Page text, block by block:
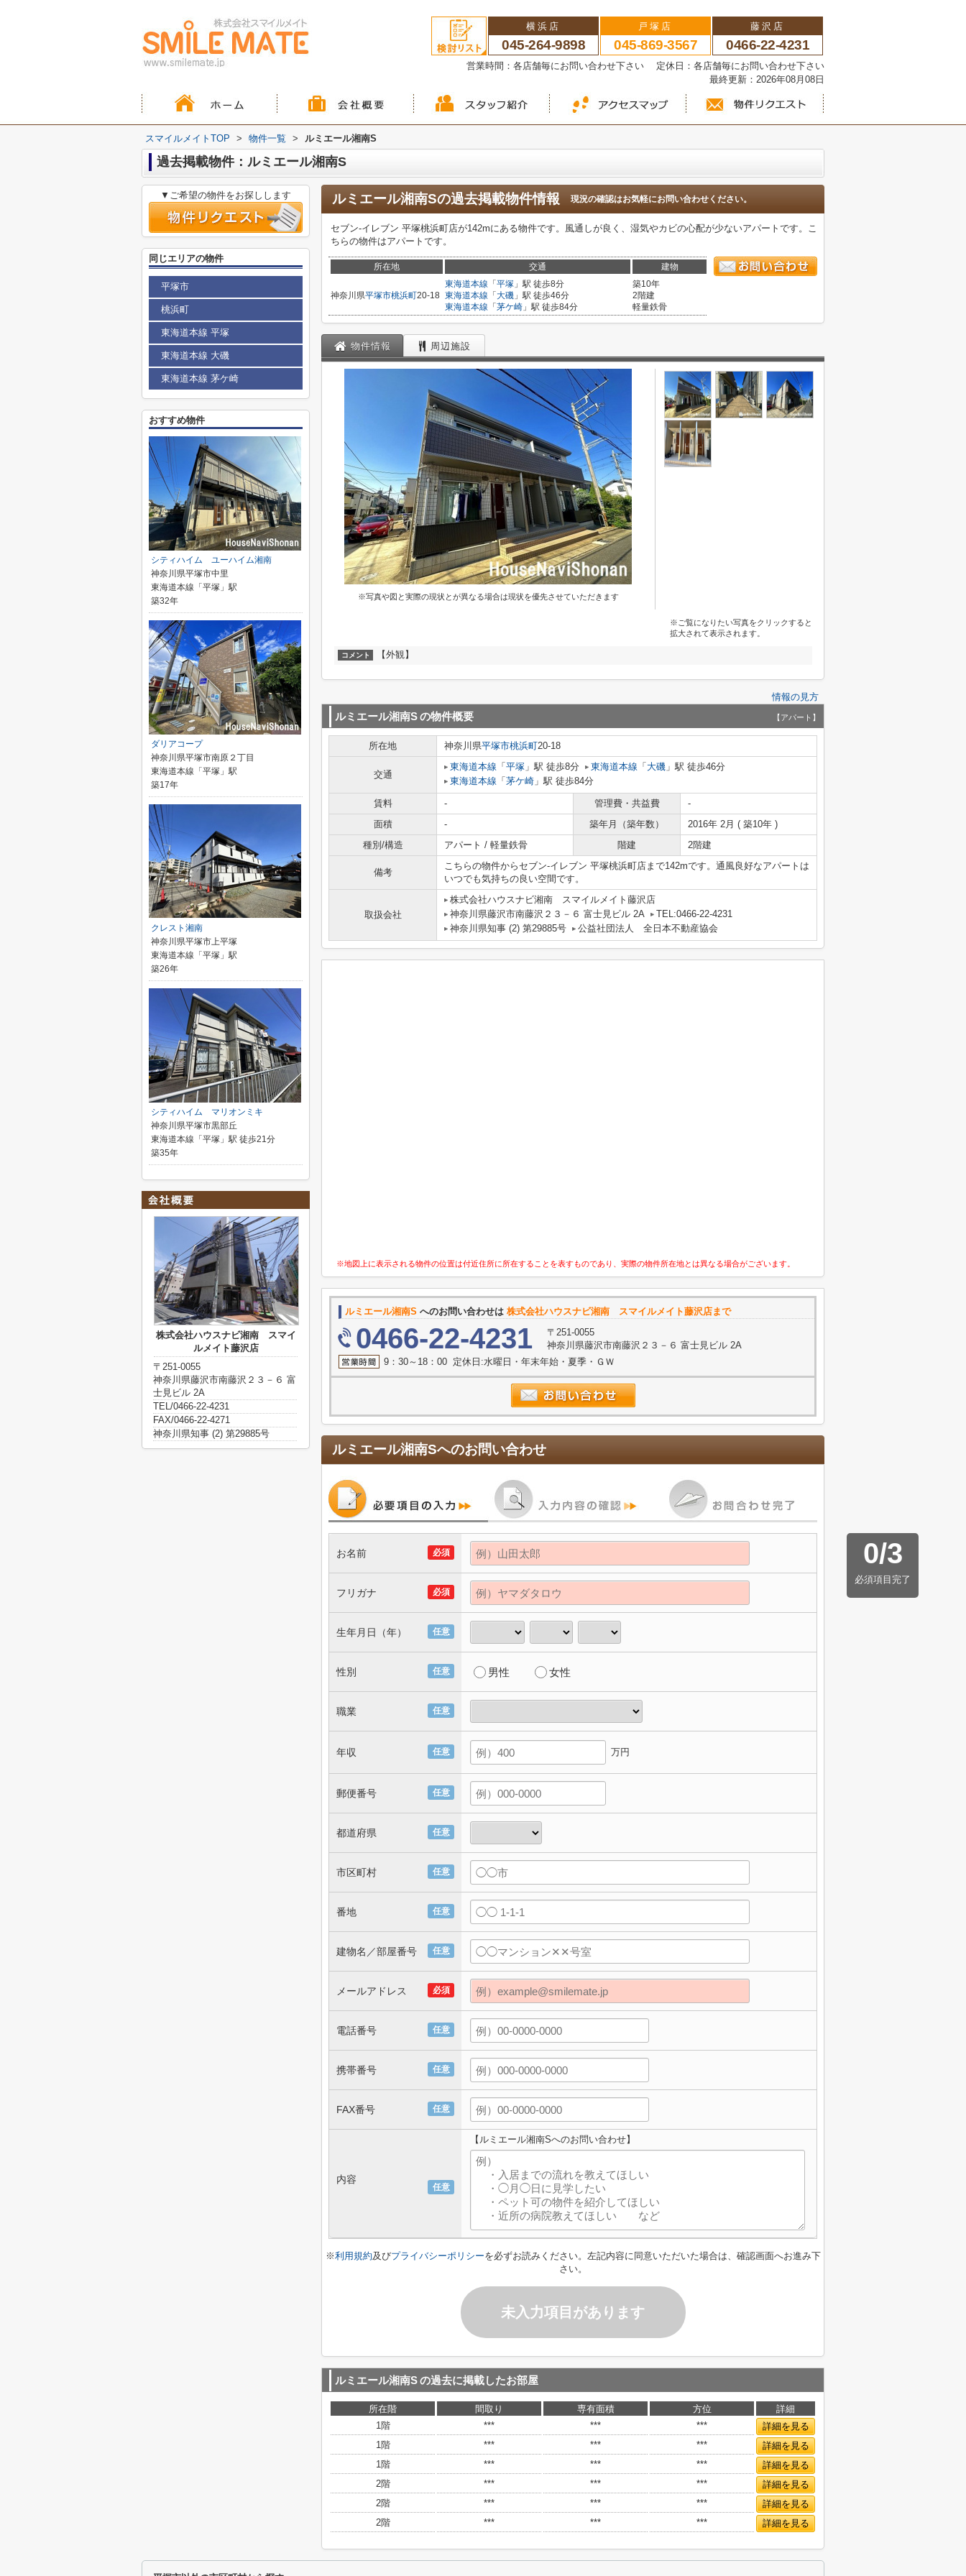
横浜店
045-264-9898
戸塚店
045-869-3567
藤沢店
0466-22-4231
営業時間：各店舗毎にお問い合わせ下さい 定休日：各店舗毎にお問い合わせ下さい
最終更新：2026年08月08日
スマイルメイトTOP > 物件一覧 > ルミエール湘南S
過去掲載物件：ルミエール湘南S
ルミエール湘南Sの過去掲載物件情報 現況の確認はお気軽にお問い合わせください。
セブン-イレブン 平塚桃浜町店が142mにある物件です。風通しが良く、湿気やカビの心配が少ないアパートです。こ
ちらの物件はアパートです。
所在地 交通 建物
神奈川県平塚市桃浜町20-18
東海道本線 「 平塚 」駅 徒歩8分
東海道本線 「 大磯 」駅 徒歩46分
東海道本線 「 茅ケ崎 」駅 徒歩84分
築10年
2階建
軽量鉄骨
物件情報 周辺施設
※写真や図と実際の現状とが異なる場合は現状を優先させていただきます
※ご覧になりたい写真をクリックすると
拡大されて表示されます。
コメント 【外観】
情報の見方
ルミエール湘南Sの物件概要 【アパート】
所在地 神奈川県平塚市桃浜町20-18
交通
東海道本線 「 平塚 」駅 徒歩8分 東海道本線 「 大磯 」駅 徒歩46分
東海道本線 「 茅ケ崎 」駅 徒歩84分
賃料 - 管理費・共益費
-
面積
- 築年月（築年数）
2016年 2月 ( 築10年 )
種別/構造
アパート / 軽量鉄骨 階建 2階建
備考
こちらの物件からセブン-イレブン 平塚桃浜町店まで142mです。通風良好なアパートは
いつでも気持ちの良い空間です。
取扱会社
株式会社ハウスナビ湘南 スマイルメイト藤沢店
神奈川県藤沢市南藤沢２３－６ 富士見ビル 2A
TEL:0466-22-4231
神奈川県知事 (2) 第29885号
公益社団法人 全日本不動産協会
※地図上に表示される物件の位置は付近住所に所在することを表すものであり、実際の物件所在地とは異なる場合がございます。
ルミエール湘南S へのお問い合わせは 株式会社ハウスナビ湘南 スマイルメイト藤沢店まで
0466-22-4231
〒251-0055
神奈川県藤沢市南藤沢２３－６ 富士見ビル 2A
9：30～18：00 定休日:水曜日・年末年始・夏季・ＧＷ
ルミエール湘南Sへのお問い合わせ
0/3
必須項目完了
必須
お名前
必須
フリガナ
任意
生年月日（年）
任意
性別 男性 女性
任意
職業
任意
年収 万円
任意
郵便番号
任意
都道府県
任意
市区町村
任意
番地
任意
建物名／部屋番号
必須
メールアドレス
任意
電話番号
任意
携帯番号
任意
FAX番号
任意
内容
【ルミエール湘南Sへのお問い合わせ】
※利用規約及びプライバシーポリシーを必ずお読みください。左記内容に同意いただいた場合は、確認画面へお進み下
さい。
未入力項目があります
ルミエール湘南Sの過去に掲載したお部屋
所在階 間取り 専有面積 方位
詳細
1階
*** *** ***
詳細を見る
1階
*** *** ***
詳細を見る
1階
*** *** ***
詳細を見る
2階
*** *** ***
詳細を見る
2階
*** *** ***
詳細を見る
2階
*** *** *** 詳細を見る
▼ご希望の物件をお探しします
同じエリアの物件
平塚市
桃浜町
東海道本線 平塚
東海道本線 大磯
東海道本線 茅ケ崎
おすすめ物件
シティハイム ユーハイム湘南
神奈川県平塚市中里
東海道本線「平塚」駅
築32年
ダリアコープ
神奈川県平塚市南原２丁目
東海道本線「平塚」駅
築17年
クレスト湘南
神奈川県平塚市上平塚
東海道本線「平塚」駅
築26年
シティハイム マリオンミキ
神奈川県平塚市黒部丘
東海道本線「平塚」駅 徒歩21分
築35年
株式会社ハウスナビ湘南 スマイ
ルメイト藤沢店
〒251-0055
神奈川県藤沢市南藤沢２３－６ 富
士見ビル 2A
TEL/0466-22-4231
FAX/0466-22-4271
神奈川県知事 (2) 第29885号